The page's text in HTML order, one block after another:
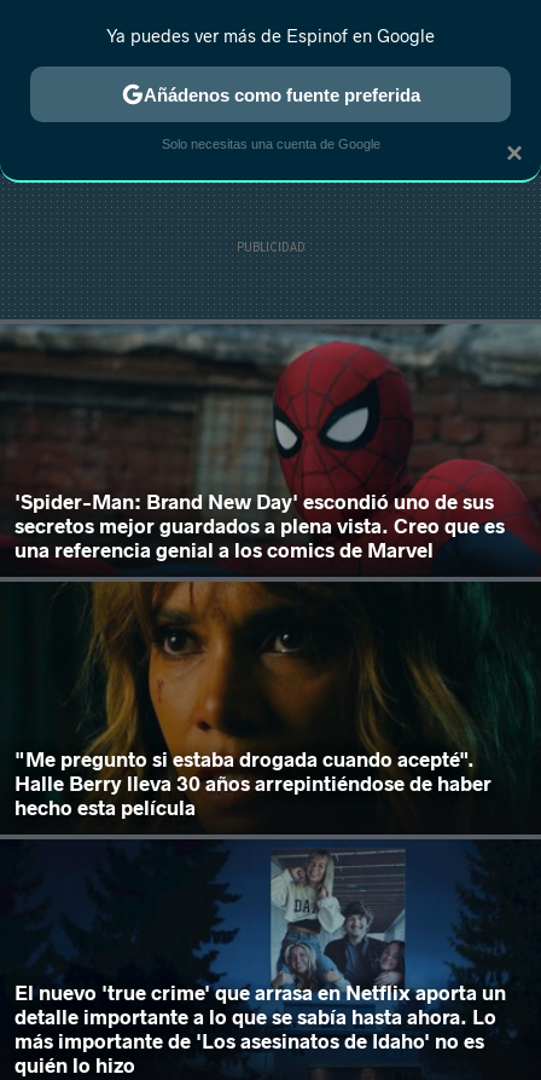
MENÚ NUEVO
ESTRENOS REALITY ANIME RANKINGS CINE
'Spider-Man: Brand New Day' escondió uno de sus
secretos mejor guardados a plena vista. Creo que es
una referencia genial a los comics de Marvel
"Me pregunto si estaba drogada cuando acepté".
Halle Berry lleva 30 años arrepintiéndose de haber
hecho esta película
El nuevo 'true crime' que arrasa en Netflix aporta un
detalle importante a lo que se sabía hasta ahora. Lo
más importante de 'Los asesinatos de Idaho' no es
quién lo hizo
×
Ya puedes ver más de Espinof en Google
Añádenos como fuente preferida
Solo necesitas una cuenta de Google